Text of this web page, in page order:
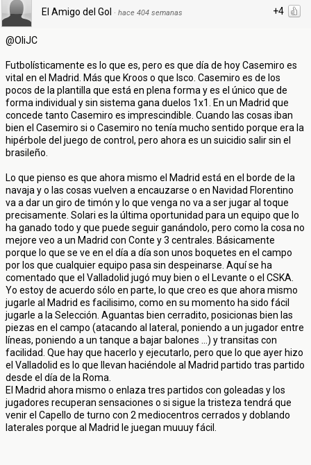
+4
El Amigo del Gol · hace 404 semanas
@OliJC
Futbolísticamente es lo que es, pero es que día de hoy Casemiro es
vital en el Madrid. Más que Kroos o que Isco. Casemiro es de los
pocos de la plantilla que está en plena forma y es el único que de
forma individual y sin sistema gana duelos 1x1. En un Madrid que
concede tanto Casemiro es imprescindible. Cuando las cosas iban
bien el Casemiro si o Casemiro no tenía mucho sentido porque era la
hipérbole del juego de control, pero ahora es un suicidio salir sin el
brasileño.
Lo que pienso es que ahora mismo el Madrid está en el borde de la
navaja y o las cosas vuelven a encauzarse o en Navidad Florentino
va a dar un giro de timón y lo que venga no va a ser jugar al toque
precisamente. Solari es la última oportunidad para un equipo que lo
ha ganado todo y que puede seguir ganándolo, pero como la cosa no
mejore veo a un Madrid con Conte y 3 centrales. Básicamente
porque lo que se ve en el día a día son unos boquetes en el campo
por los que cualquier equipo pasa sin despeinarse. Aquí se ha
comentado que el Valladolid jugó muy bien o el Levante o el CSKA.
Yo estoy de acuerdo sólo en parte, lo que creo es que ahora mismo
jugarle al Madrid es facilisimo, como en su momento ha sido fácil
jugarle a la Selección. Aguantas bien cerradito, posicionas bien las
piezas en el campo (atacando al lateral, poniendo a un jugador entre
líneas, poniendo a un tanque a bajar balones ...) y transitas con
facilidad. Que hay que hacerlo y ejecutarlo, pero que lo que ayer hizo
el Valladolid es lo que llevan haciéndole al Madrid partido tras partido
desde el día de la Roma.
El Madrid ahora mismo o enlaza tres partidos con goleadas y los
jugadores recuperan sensaciones o si sigue la tristeza tendrá que
venir el Capello de turno con 2 mediocentros cerrados y doblando
laterales porque al Madrid le juegan muuuy fácil.